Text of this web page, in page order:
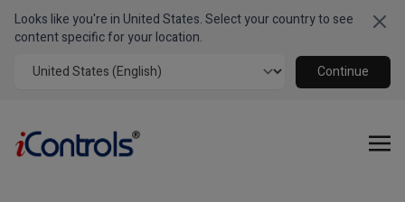
Looks like you're in United States. Select your country to see
content specific for your location.
Continue